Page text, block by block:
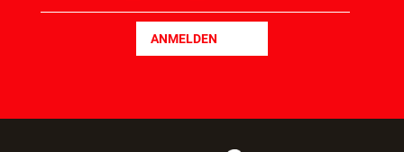
ANMELDEN